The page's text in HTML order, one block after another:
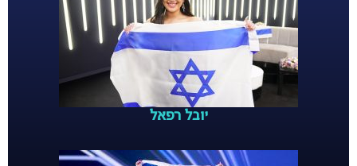
יובל רפאל